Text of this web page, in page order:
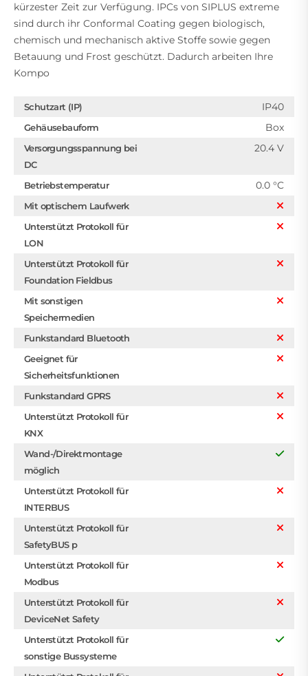
kürzester Zeit zur Verfügung. IPCs von SIPLUS extreme
sind durch ihr Conformal Coating gegen biologisch,
chemisch und mechanisch aktive Stoffe sowie gegen
Betauung und Frost geschützt. Dadurch arbeiten Ihre
Kompo
Schutzart (IP) IP40
Gehäusebauform Box
Versorgungsspannung bei
DC
20.4 V
Betriebstemperatur 0.0 °C
Mit optischem Laufwerk
Unterstützt Protokoll für
LON
Unterstützt Protokoll für
Foundation Fieldbus
Mit sonstigen
Speichermedien
Funkstandard Bluetooth
Geeignet für
Sicherheitsfunktionen
Funkstandard GPRS
Unterstützt Protokoll für
KNX
Wand-/Direktmontage
möglich
Unterstützt Protokoll für
INTERBUS
Unterstützt Protokoll für
SafetyBUS p
Unterstützt Protokoll für
Modbus
Unterstützt Protokoll für
DeviceNet Safety
Unterstützt Protokoll für
sonstige Bussysteme